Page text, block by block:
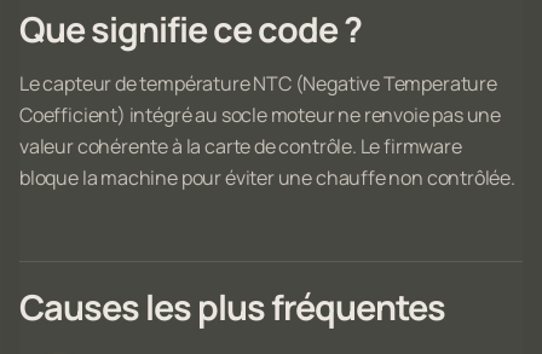
Que signifie ce code ?
Le capteur de température NTC (Negative Temperature
Coefficient) intégré au socle moteur ne renvoie pas une
valeur cohérente à la carte de contrôle. Le firmware
bloque la machine pour éviter une chauffe non contrôlée.
Causes les plus fréquentes